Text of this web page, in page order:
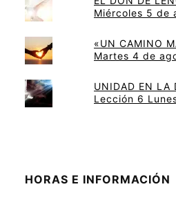
Miércoles 5 de
«UN CAMINO
Martes 4 de
UNIDAD EN LA
Lección 6
HORAS E INFORMACIÓN